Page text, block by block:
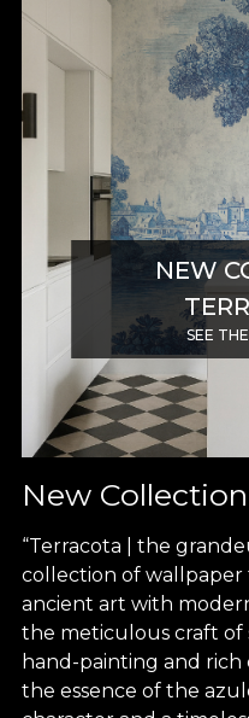
NEW
SEE
New
“Terracota | the
collection of
ancient art with
the meticulous craft of
hand-painting and
the essence of the